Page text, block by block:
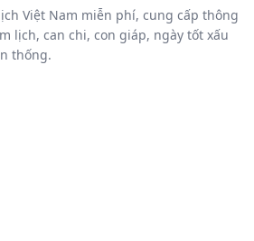
Việt Nam miễn phí, cung cấp thông
lịch, can chi, con giáp, ngày tốt xấu
thống.